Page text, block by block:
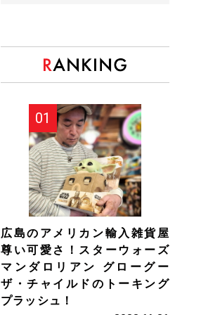
広島のアメリカン輸入雑貨屋
尊い可愛さ！スターウォーズ
マンダロリアン グローグー
ザ・チャイルドのトーキング
プラッシュ！